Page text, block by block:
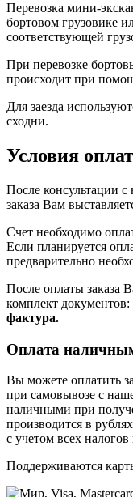
Перевозка мини-
бортовом грузовике
соответствующей
При перевозке
происходит при
Для заезда
сходни.
Условия
После консультации
заказа Вам
Счет необходимо
Если планируется
предварительно
После оплаты заказа
комплект документов:
фактура.
Оплата
Вы можете оплатить
при самовывозе с
наличными при
производится в
с учетом всех
Поддерживаются